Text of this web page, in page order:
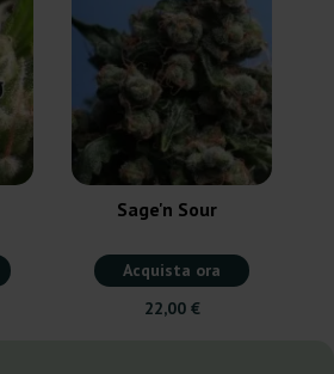
Sage'n Sour
Acquista ora
22,00 €